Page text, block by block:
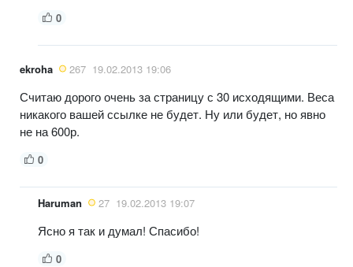
0
ekroha 267 19.02.2013 19:06
Считаю дорого очень за страницу с 30 исходящими. Веса
никакого вашей ссылке не будет. Ну или будет, но явно
не на 600р.
0
Haruman 27 19.02.2013 19:07
Ясно я так и думал! Спасибо!
0